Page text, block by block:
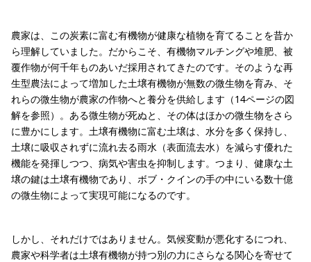
農家は、この炭素に富む有機物が健康な植物を育てることを昔か
ら理解していました。だからこそ、有機物マルチングや堆肥、被
覆作物が何千年ものあいだ採用されてきたのです。そのような再
生型農法によって増加した土壌有機物が無数の微生物を育み、そ
れらの微生物が農家の作物へと養分を供給します（14ページの図
解を参照）。ある微生物が死ぬと、その体はほかの微生物をさら
に豊かにします。土壌有機物に富む土壌は、水分を多く保持し、
土壌に吸収されずに流れ去る雨水（表面流去水）を減らす優れた
機能を発揮しつつ、病気や害虫を抑制します。つまり、健康な土
壌の鍵は土壌有機物であり、ボブ・クインの手の中にいる数十億
の微生物によって実現可能になるのです。
しかし、それだけではありません。気候変動が悪化するにつれ、
農家や科学者は土壌有機物が持つ別の力にさらなる関心を寄せて